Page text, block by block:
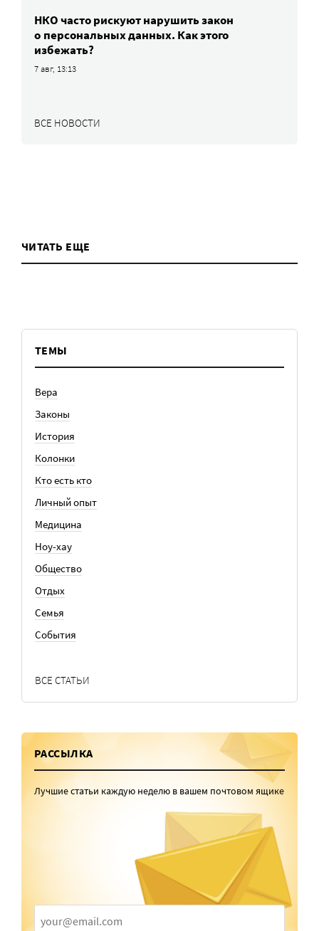
НКО часто рискуют нарушить закон
о персональных данных. Как этого
избежать?
7 авг, 13:13
ВСЕ НОВОСТИ
ЧИТАТЬ ЕЩЕ
ТЕМЫ
Вера
Законы
История
Колонки
Кто есть кто
Личный опыт
Медицина
Ноу-хау
Общество
Отдых
Семья
События
ВСЕ СТАТЬИ
РАССЫЛКА
Лучшие статьи каждую неделю в вашем почтовом ящике